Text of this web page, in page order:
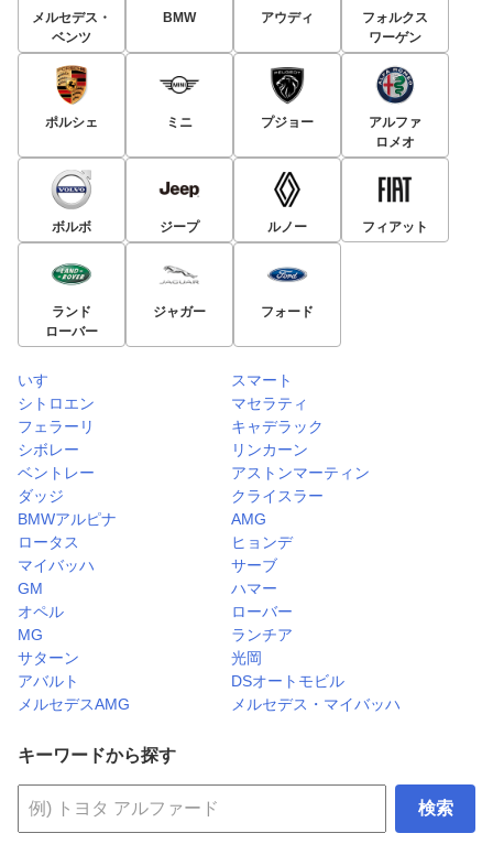
メルセデス・
ベンツ
BMW アウディ
フォルクス
ワーゲン
ポルシェ ミニ プジョー
アルファ
ロメオ
ボルボ ジープ ルノー フィアット
ランド
ローバー
ジャガー フォード
いすゞ
スマート
シトロエン
マセラティ
フェラーリ
キャデラック
シボレー
リンカーン
ベントレー
アストンマーティン
ダッジ
クライスラー
BMWアルピナ
AMG
ロータス
ヒョンデ
マイバッハ
サーブ
GM
ハマー
オペル
ローバー
MG
ランチア
サターン
光岡
アバルト
DSオートモビル
メルセデスAMG
メルセデス・マイバッハ
キーワードから探す
検索